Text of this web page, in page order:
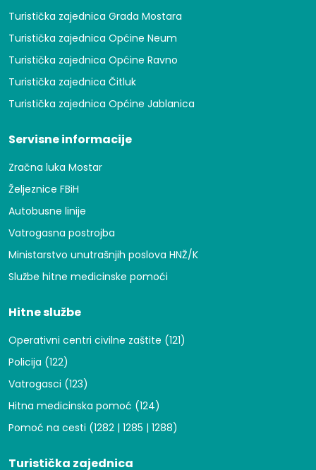
Turistička zajednica Grada Mostara
Turistička zajednica Općine Neum
Turistička zajednica Općine Ravno
Turistička zajednica Čitluk
Turistička zajednica Općine Jablanica
Servisne informacije
Zračna luka Mostar
Željeznice FBiH
Autobusne linije
Vatrogasna postrojba
Ministarstvo unutrašnjih poslova HNŽ/K
Službe hitne medicinske pomoći
Hitne službe
Operativni centri civilne zaštite (121)
Policija (122)
Vatrogasci (123)
Hitna medicinska pomoć (124)
Pomoć na cesti (1282 | 1285 | 1288)
Turistička zajednica